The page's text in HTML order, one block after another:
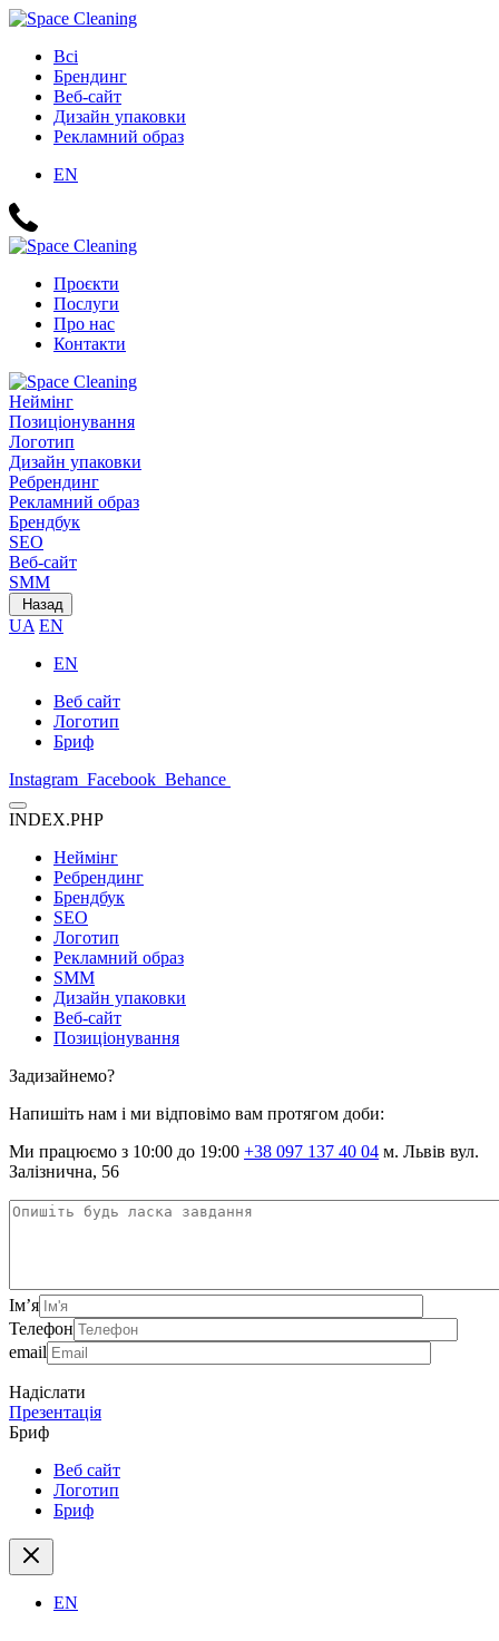
Всі
Брендинг
Веб-сайт
Дизайн упаковки
Рекламний образ
EN
Проєкти
Послуги
Про нас
Контакти
Неймінг
Позиціонування
Логотип
Дизайн упаковки
Ребрендинг
Рекламний образ
Брендбук
SEO
Веб-сайт
SMM
Назад
UA EN
EN
Веб сайт
Логотип
Бриф
Instagram Facebook Behance
INDEX.PHP
Неймінг
Ребрендинг
Брендбук
SEO
Логотип
Рекламний образ
SMM
Дизайн упаковки
Веб-сайт
Позиціонування
Задизайнемо?
Напишіть нам і ми відповімо вам протягом доби:
Ми працюємо з 10:00 до 19:00 +38 097 137 40 04 м. Львів вул.
Залізнична, 56
Ім’я
Телефон
email
Надіслати
Презентація
Бриф
Веб сайт
Логотип
Бриф
EN